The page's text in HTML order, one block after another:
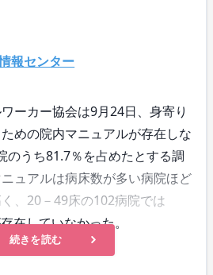
報センター
ーカー協会は9月24日、身寄り
めの院内マニュアルが存在しな
のうち81.7％を占めたとする調
ュアルは病床数が多い病院ほど
、20－49床の102病院では
在していなかった。
続きを読む